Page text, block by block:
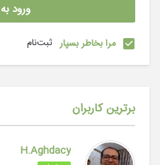
مرا بخاطر بسپار ثبت‌نام
برترین کاربران
H.Aghdacy